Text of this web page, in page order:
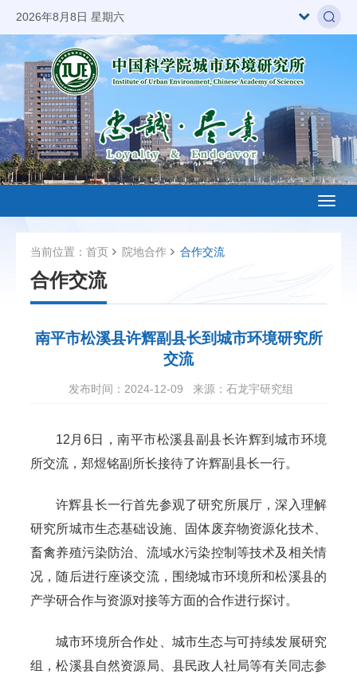
2026年8月8日 星期六
当前位置： 首页 院地合作 合作交流
合作交流
南平市松溪县许辉副县长到城市环境研究所
交流
发布时间：2024-12-09 来源：石龙宇研究组
12月6日，南平市松溪县副县长许辉到城市环境
所交流，郑煜铭副所长接待了许辉副县长一行。
许辉县长一行首先参观了研究所展厅，深入理解
研究所城市生态基础设施、固体废弃物资源化技术、
畜禽养殖污染防治、流域水污染控制等技术及相关情
况，随后进行座谈交流，围绕城市环境所和松溪县的
产学研合作与资源对接等方面的合作进行探讨。
城市环境所合作处、城市生态与可持续发展研究
组，松溪县自然资源局、县民政人社局等有关同志参